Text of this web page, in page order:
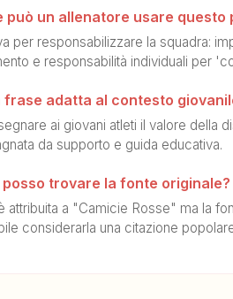
può un allenatore usare questo
per responsabilizzare la squadra:
e responsabilità individuali per
frase adatta al contesto
ai giovani atleti il valore della
da supporto e guida educativa.
posso trovare la fonte originale?
attribuita a "Camicie Rosse" ma la
considerarla una citazione